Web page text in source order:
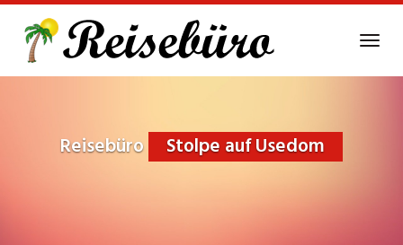
main
Reisebüro Stolpe auf Usedom